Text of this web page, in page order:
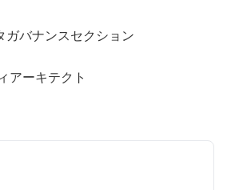
バナンスセクション
アーキテクト